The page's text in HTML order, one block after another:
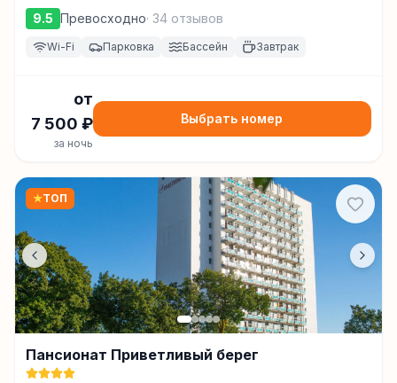
9.5 Превосходно· 34 отзывов
Wi-Fi Парковка Бассейн Завтрак
от
7 500 ₽
за ночь
Выбрать номер
★ТОП
Пансионат Приветливый берег